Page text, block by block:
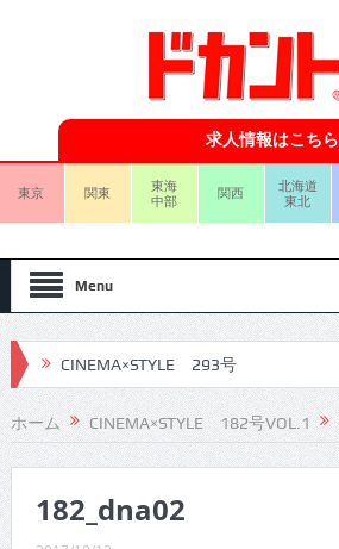
求人情報はこちら
東京 関東
東海
中部
関西
北海道
東北
Menu
CINEMA×STYLE 293号
CINEMA×STYLE 292号
CINEMA×STYLE 291号
CINEMA×STYLE 290号
ホーム CINEMA×STYLE 182号VOL.1
182_dna02